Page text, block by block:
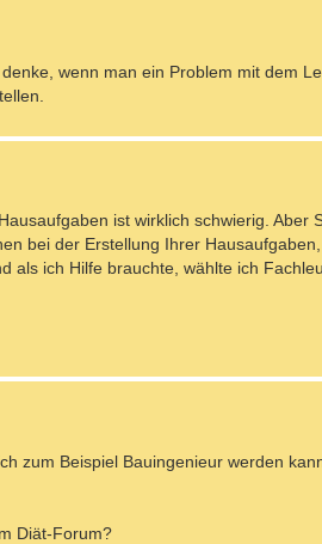
wenn man ein Problem mit dem
ist wirklich schwierig. Aber
bei der Erstellung Ihrer
als ich Hilfe brauchte, wählte ich
zum Beispiel Bauingenieur werden
Diät-Forum?